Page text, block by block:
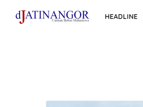
HEADLINE